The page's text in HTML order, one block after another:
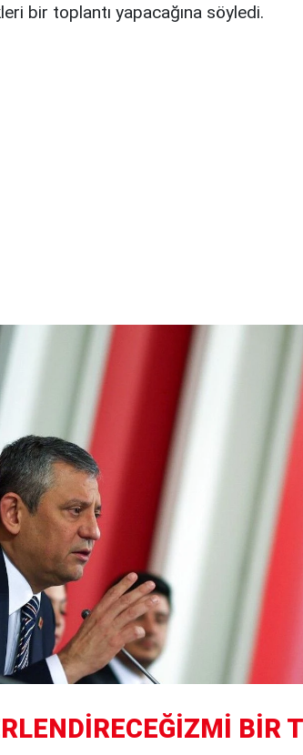
bir toplantı yapacağına söyledi.
BİR